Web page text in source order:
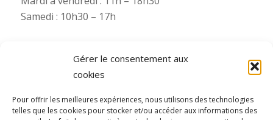
Gérer le consentement aux
cookies
Pour offrir les meilleures expériences, nous utilisons des technologies
telles que les cookies pour stocker et/ou accéder aux informations des
Samedi : 10h30 – 17h
Besoin de plus d’infos ?